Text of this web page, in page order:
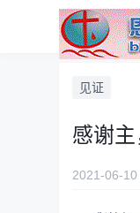
见证
感谢主
2021-06-